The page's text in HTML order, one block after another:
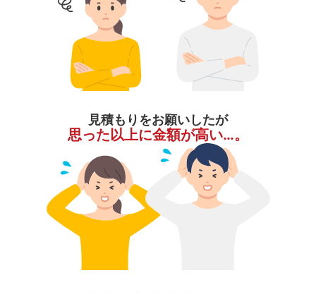
見積もりをお願いしたが
思った以上に金額が高い…。